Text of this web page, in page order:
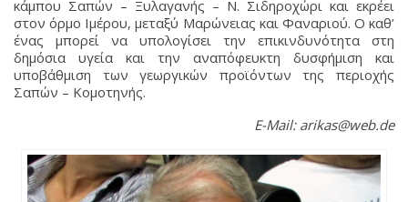
κάμπου Σαπών – Ξυλαγανής – Ν. Σιδηροχώρι και εκρέει
στον όρμο Ιμέρου, μεταξύ Μαρώνειας και Φαναριού. Ο καθ’
ένας μπορεί να υπολογίσει την επικινδυνότητα στη
δημόσια υγεία και την αναπόφευκτη δυσφήμιση και
υποβάθμιση των γεωργικών προϊόντων της περιοχής
Σαπών – Κομοτηνής.
E-Mail: arikas@web.de